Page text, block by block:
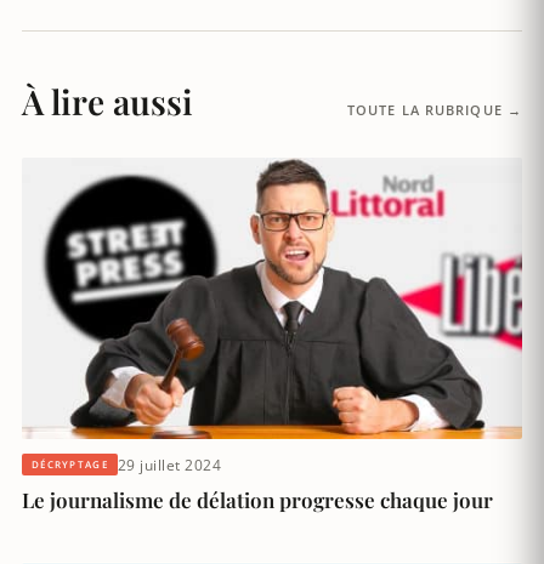
À lire aussi TOUTE LA RUBRIQUE →
DÉCRYPTAGE 29 juillet 2024
Le journalisme de délation progresse chaque jour